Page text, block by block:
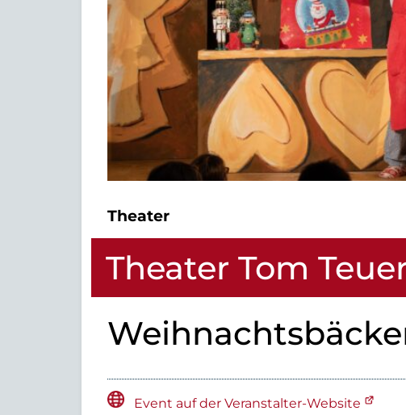
Theater
Theater Tom
Event auf der Veranstalter-Website